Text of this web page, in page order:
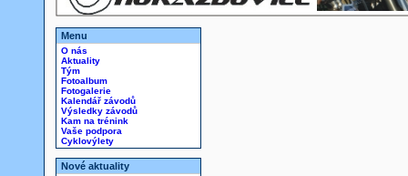
Menu
O nás
Aktuality
Tým
Fotoalbum
Fotogalerie
Kalendář závodů
Výsledky závodů
Kam na trénink
Vaše podpora
Cyklovýlety
Nové aktuality